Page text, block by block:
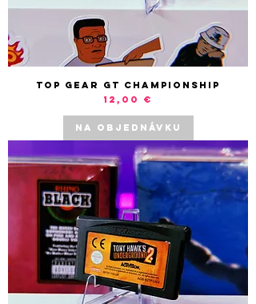
Top Gear GT Championship
Cena
12,00 €
NA OBJEDNÁVKU